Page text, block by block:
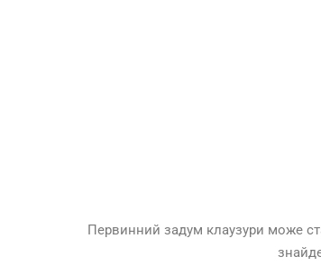
Первинний задум клаузури може